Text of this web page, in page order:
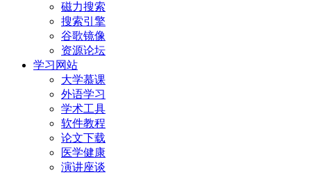
磁力搜索
搜索引擎
谷歌镜像
资源论坛
学习网站
大学慕课
外语学习
学术工具
软件教程
论文下载
医学健康
演讲座谈